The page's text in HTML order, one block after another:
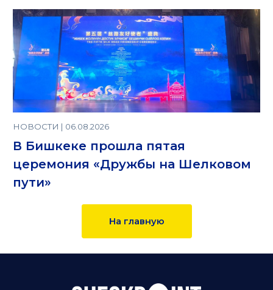
НОВОСТИ | 06.08.2026
В Бишкеке прошла пятая
церемония «Дружбы на Шелковом
пути»
На главную